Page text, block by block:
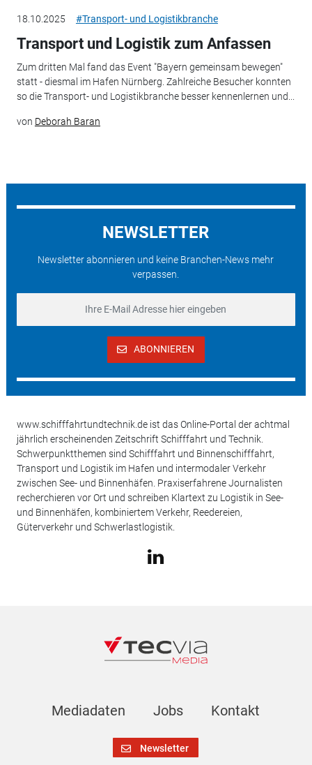
18.10.2025 #Transport- und Logistikbranche
Transport und Logistik zum Anfassen
Zum dritten Mal fand das Event "Bayern gemeinsam bewegen"
statt - diesmal im Hafen Nürnberg. Zahlreiche Besucher konnten
so die Transport- und Logistikbranche besser kennenlernen und...
von Deborah Baran
NEWSLETTER
Newsletter abonnieren und keine Branchen-News mehr
verpassen.
ABONNIEREN
www.schifffahrtundtechnik.de ist das Online-Portal der achtmal
jährlich erscheinenden Zeitschrift Schifffahrt und Technik.
Schwerpunktthemen sind Schifffahrt und Binnenschifffahrt,
Transport und Logistik im Hafen und intermodaler Verkehr
zwischen See- und Binnenhäfen. Praxiserfahrene Journalisten
recherchieren vor Ort und schreiben Klartext zu Logistik in See-
und Binnenhäfen, kombiniertem Verkehr, Reedereien,
Güterverkehr und Schwerlastlogistik.
Mediadaten Jobs Kontakt
Newsletter